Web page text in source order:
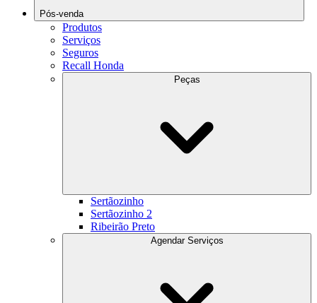
Pós-venda
Produtos
Serviços
Seguros
Recall Honda
Sertãozinho
Sertãozinho 2
Ribeirão Preto